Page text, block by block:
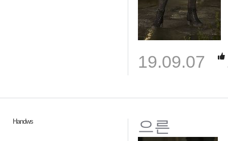
19.09.07
Handws 으른